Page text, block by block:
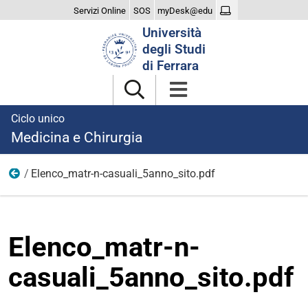
Servizi Online SOS myDesk@edu
Università
degli Studi
di Ferrara
Ciclo unico
Medicina e Chirurgia
TCC_2026-27
Elenco_matr-n-casuali_5anno_sito.pdf
Elenco_matr-n-
casuali_5anno_sito.pdf